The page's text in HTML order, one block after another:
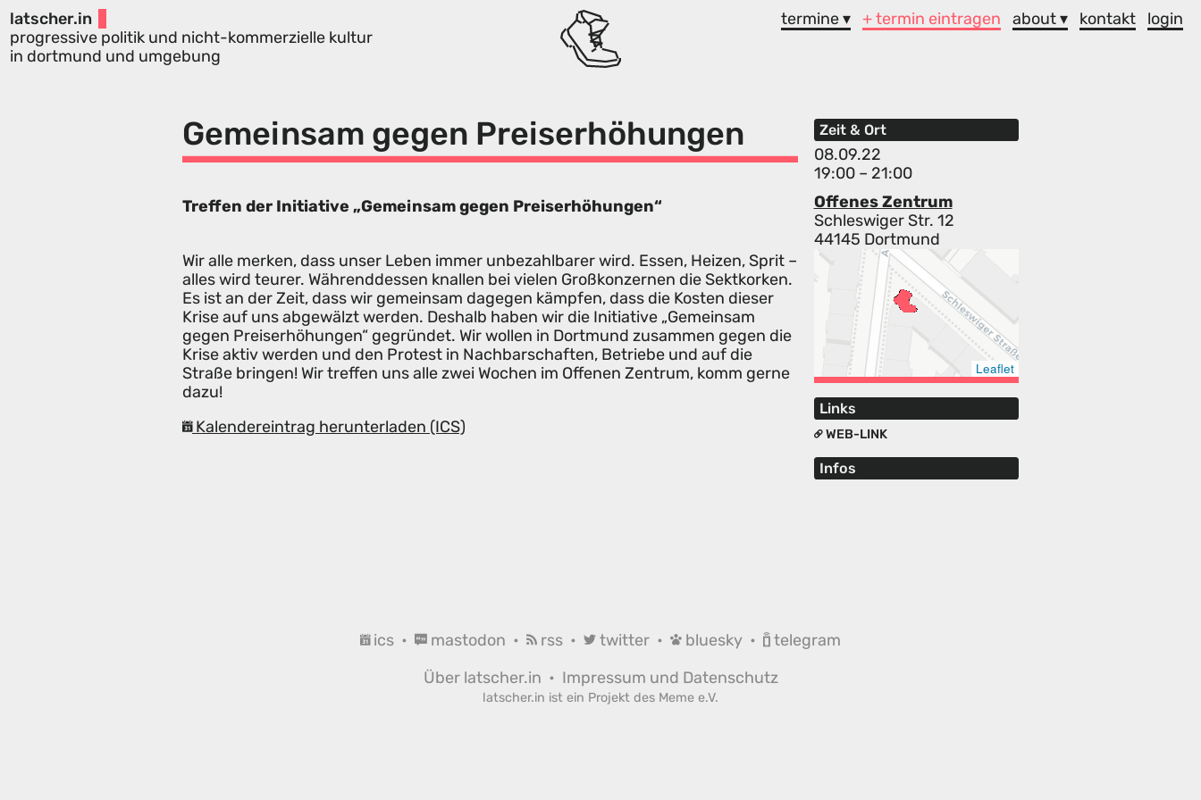
latscher.in
progressive politik und nicht-kommerzielle kultur
in dortmund und umgebung
termine ▾ + termin eintragen about ▾ kontakt login
Gemeinsam gegen Preiserhöhungen Zeit & Ort
08.09.22
19:00 – 21:00
Offenes Zentrum
Schleswiger Str. 12
44145 Dortmund
Leaflet
Links
WEB-LINK
Infos
Treffen der Initiative „Gemeinsam gegen Preiserhöhungen“
Wir alle merken, dass unser Leben immer unbezahlbarer wird. Essen, Heizen, Sprit –
alles wird teurer. Währenddessen knallen bei vielen Großkonzernen die Sektkorken.
Es ist an der Zeit, dass wir gemeinsam dagegen kämpfen, dass die Kosten dieser
Krise auf uns abgewälzt werden. Deshalb haben wir die Initiative „Gemeinsam
gegen Preiserhöhungen“ gegründet. Wir wollen in Dortmund zusammen gegen die
Krise aktiv werden und den Protest in Nachbarschaften, Betriebe und auf die
Straße bringen! Wir treffen uns alle zwei Wochen im Offenen Zentrum, komm gerne
dazu!
Kalendereintrag herunterladen (ICS)
ics • mastodon • rss • twitter • bluesky •
telegram
Über latscher.in • Impressum und Datenschutz
latscher.in ist ein Projekt des Meme e.V.